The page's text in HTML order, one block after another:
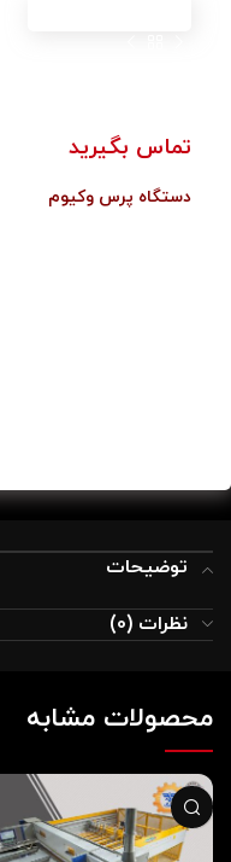
تماس بگیرید
دستگاه پرس وکیوم
توضیحات
نظرات (0)
محصولات مشابه